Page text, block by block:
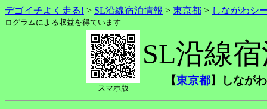
デゴイチよく走る! > SL沿線宿泊情報 > 東京都 > しながわシ
ログラムによる収益を得ています
スマホ版
SL沿線
【東京都】しなが